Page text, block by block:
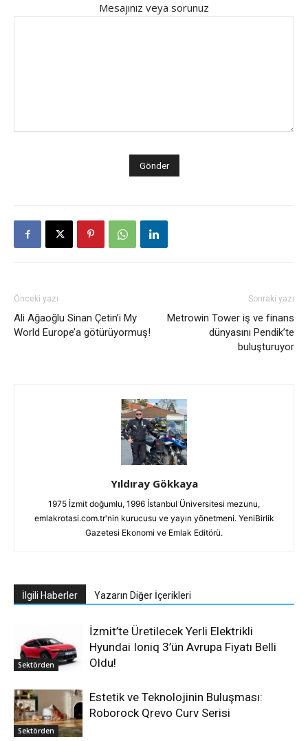
Mesajınız veya sorunuz
Önceki yazı
Ali Ağaoğlu Sinan Çetin’i My
World Europe’a götürüyormuş!
Sonraki yazı
Metrowin Tower iş ve finans
dünyasını Pendik’te
buluşturuyor
Yıldıray Gökkaya
1975 İzmit doğumlu, 1996 İstanbul Üniversitesi mezunu,
emlakrotasi.com.tr'nin kurucusu ve yayın yönetmeni. YeniBirlik
Gazetesi Ekonomi ve Emlak Editörü.
İlgili Haberler Yazarın Diğer İçerikleri
Sektörden
İzmit’te Üretilecek Yerli Elektrikli
Hyundai Ioniq 3’ün Avrupa Fiyatı Belli
Oldu!
Sektörden
Estetik ve Teknolojinin Buluşması:
Roborock Qrevo Curv Serisi